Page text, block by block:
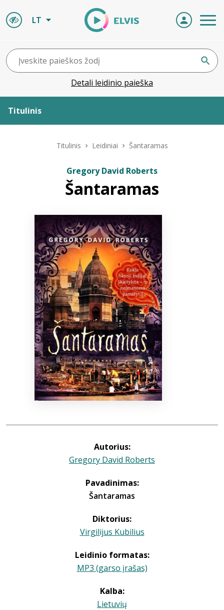
LT
Detali leidinio paieška
Titulinis
ELVIS atvyksta
Naujienos
Bibliotekoms
+370 667 80 541
info@elvislab.lt
Titulinis Leidiniai Šantaramas
Gregory David Roberts
Šantaramas
Autorius:
Gregory David Roberts
Pavadinimas:
Šantaramas
Diktorius:
Virgilijus Kubilius
Leidinio formatas:
MP3 (garso įrašas)
Kalba:
Lietuvių